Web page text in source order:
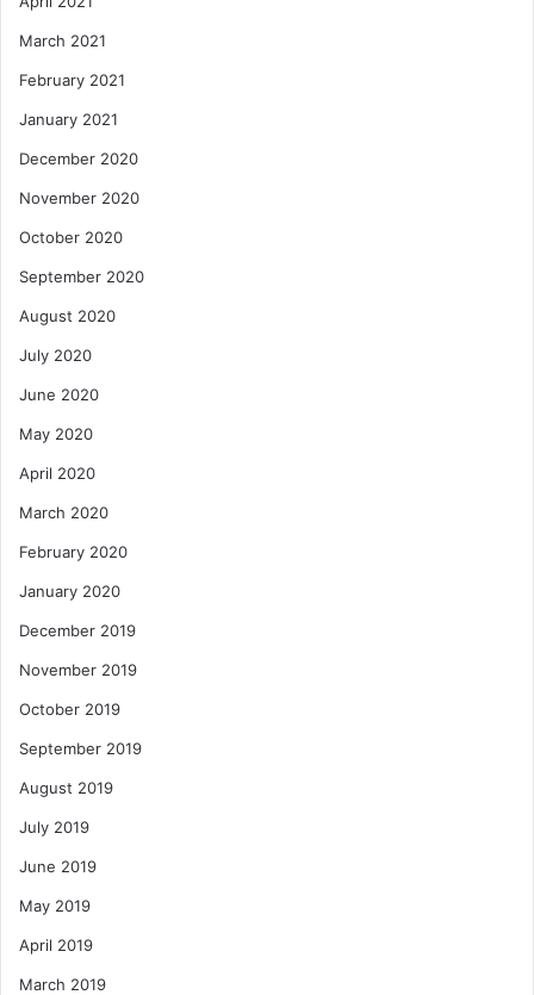
March 2021
February 2021
January 2021
December 2020
November 2020
October 2020
September 2020
August 2020
July 2020
June 2020
May 2020
April 2020
March 2020
February 2020
January 2020
December 2019
November 2019
October 2019
September 2019
August 2019
July 2019
June 2019
May 2019
April 2019
March 2019